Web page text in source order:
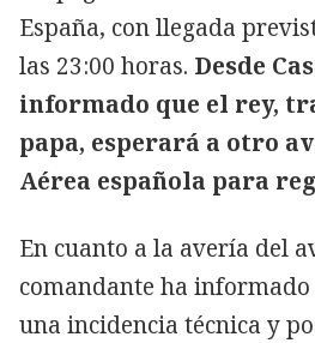
España, con llegada
las 23:00 horas. Desde
informado que el rey,
papa, esperará a otro
Aérea española para
En cuanto a la avería del
comandante ha informado
una incidencia técnica y